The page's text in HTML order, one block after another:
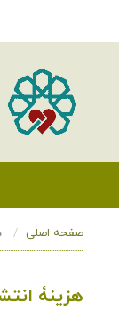
صفحه اصلی
هزینۀ